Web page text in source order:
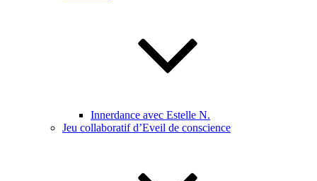
Innerdance avec Estelle N.
Jeu collaboratif d’Eveil de conscience